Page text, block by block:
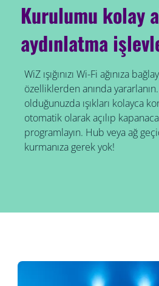
Kurulumu kolay
aydınlatma
WiZ ışığınızı Wi-Fi ağınıza
özelliklerden anında
olduğunuzda ışıkları kolayca
otomatik olarak açılıp
programlayın. Hub veya ağ
kurmanıza gerek yok!